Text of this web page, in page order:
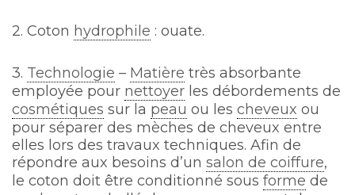
2. Coton hydrophile : ouate.
3. Technologie – Matière très absorbante
employée pour nettoyer les débordements de
cosmétiques sur la peau ou les cheveux ou
pour séparer des mèches de cheveux entre
elles lors des travaux techniques. Afin de
répondre aux besoins d’un salon de coiffure,
le coton doit être conditionné sous forme de